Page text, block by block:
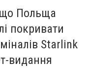
Польща
покривати
Starlink
видання